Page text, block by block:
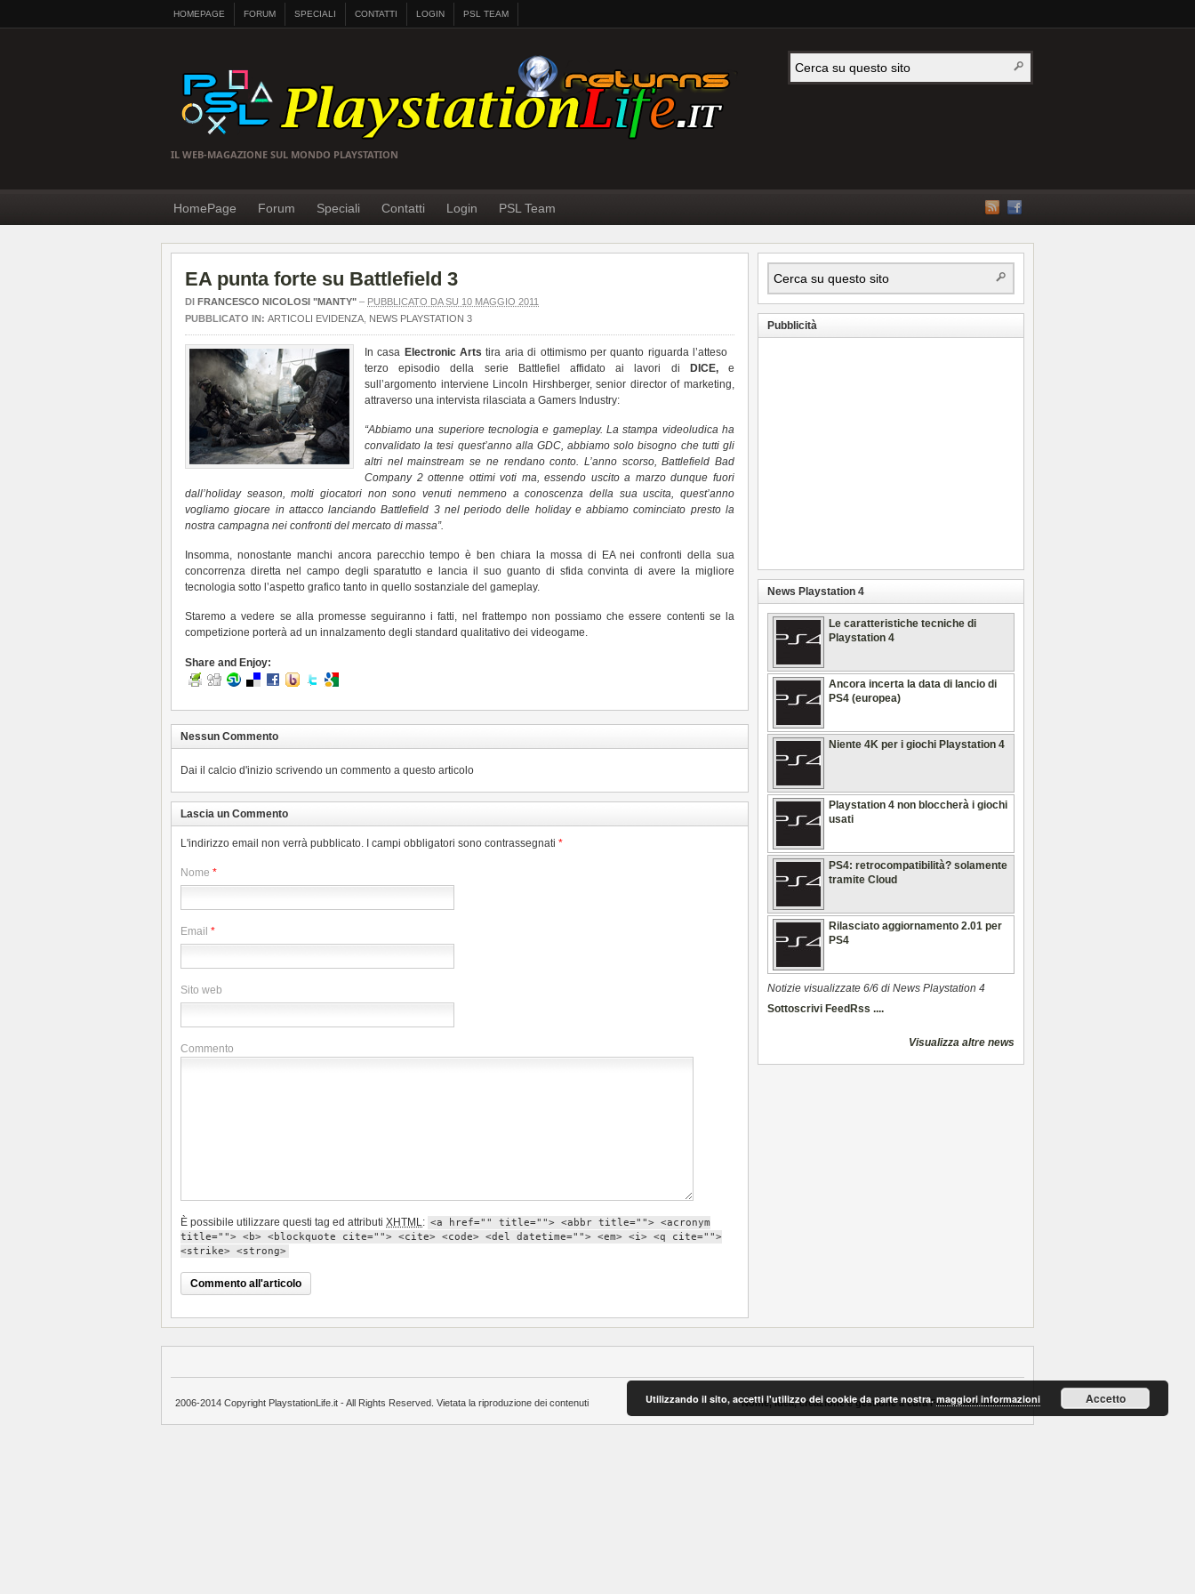
HOMEPAGE FORUM SPECIALI CONTATTI LOGIN PSL TEAM
IL WEB-MAGAZIONE SUL MONDO PLAYSTATION
HomePage Forum Speciali Contatti Login PSL Team
EA punta forte su Battlefield 3
DI FRANCESCO NICOLOSI "MANTY" – PUBBLICATO DA SU 10 MAGGIO 2011
PUBBLICATO IN: ARTICOLI EVIDENZA NEWS PLAYSTATION 3
In casa Electronic Arts tira aria di ottimismo per quanto riguarda l’atteso
terzo episodio della serie Battlefiel affidato ai lavori di
DICE,e
sull’argomento interviene Lincoln Hirshberger, senior director of marketing,
attraverso una intervista rilasciata a Gamers Industry:
“Abbiamo una superiore tecnologia e gameplay. La stampa videoludica ha
convalidato la tesi quest’anno alla GDC, abbiamo solo bisogno che tutti gli
altri nel mainstream se ne rendano conto. L’anno scorso, Battlefield Bad
Company 2 ottenne ottimi voti ma, essendo uscito a marzo dunque fuori
dall’holiday season, molti giocatori non sono venuti nemmeno a conoscenza della sua uscita, quest’anno
vogliamo giocare in attacco lanciando Battlefield 3 nel periodo delle holiday e abbiamo cominciato presto la
nostra campagna nei confronti del mercato di massa”.
Insomma, nonostante manchi ancora parecchio tempo è ben chiara la mossa di EA nei confronti della sua
concorrenza diretta nel campo degli sparatutto e lancia il suo guanto di sfida convinta di avere la migliore
tecnologia sotto l’aspetto grafico tanto in quello sostanziale del gameplay.
Staremo a vedere se alla promesse seguiranno i fatti, nel frattempo non possiamo che essere contenti se la
competizione porterà ad un innalzamento degli standard qualitativo dei videogame.
Share and Enjoy:
Nessun Commento
Dai il calcio d'inizio scrivendo un commento a questo articolo
Lascia un Commento
L'indirizzo email non verrà pubblicato. I campi obbligatori sono contrassegnati *
Nome *
Email *
Sito web
Commento
È possibile utilizzare questi tag ed attributi XHTML: <a href="" title=""> <abbr title=""> <acronym
title=""> <b> <blockquote cite=""> <cite> <code> <del datetime=""> <em> <i> <q cite="">
<strike> <strong>
Pubblicità
News Playstation 4
Le caratteristiche tecniche di
Playstation 4
Ancora incerta la data di lancio di
PS4 (europea)
Niente 4K per i giochi Playstation 4
Playstation 4 non bloccherà i giochi
usati
PS4: retrocompatibilità? solamente
tramite Cloud
Rilasciato aggiornamento 2.01 per
PS4
Notizie visualizzate 6/6 di News Playstation 4
Sottoscrivi FeedRss ....
Visualizza altre news
Nome, idea, creazione e gestione a cura Francesco Nicolosi
2006-2014 Copyright PlaystationLife.it - All Rights Reserved. Vietata la riproduzione dei contenuti Utilizzando il sito, accetti l'utilizzo dei cookie da parte nostra.maggiori informazioni Accetto